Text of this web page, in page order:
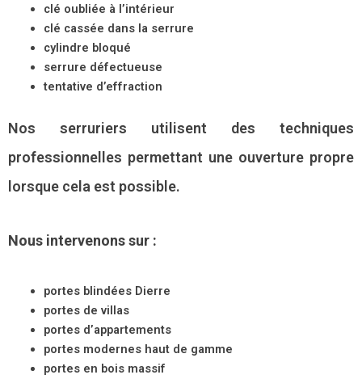
clé oubliée à l’intérieur
clé cassée dans la serrure
cylindre bloqué
serrure défectueuse
tentative d’effraction
Nos serruriers utilisent des techniques
professionnelles permettant une ouverture propre
lorsque cela est possible.
Nous intervenons sur :
portes blindées Dierre
portes de villas
portes d’appartements
portes modernes haut de gamme
portes en bois massif